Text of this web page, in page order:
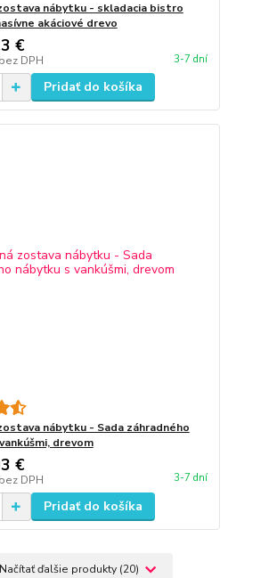
nábytku - skladacia bistro
akáciové drevo
€
bez DPH 3-7 dní
Pridať do košíka
nábytku - Sada záhradného
drevom
€
bez DPH 3-7 dní
Pridať do košíka
Načítať ďalšie produkty (20)